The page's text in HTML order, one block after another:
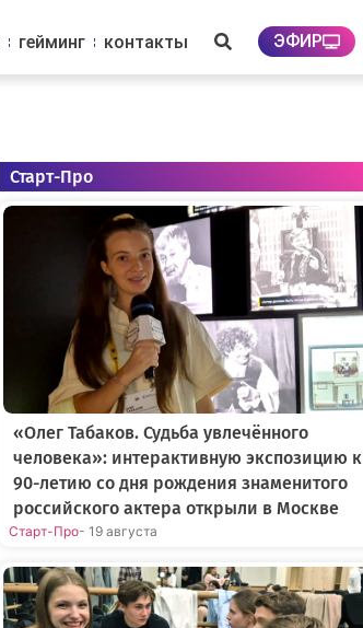
гейминг контакты ЭФИР
Старт-Про
«Олег Табаков. Судьба увлечённого
человека»: интерактивную экспозицию к
90-летию со дня рождения знаменитого
российского актера открыли в Москве
Старт-Про- 19 августа